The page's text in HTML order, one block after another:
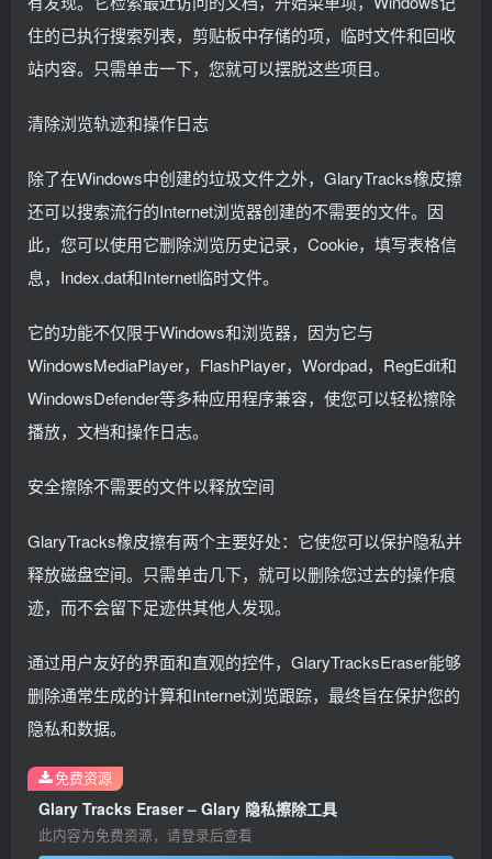
住的已执行搜索列表，剪贴板中存储的项，临时文件和回收
站内容。只需单击一下，您就可以摆脱这些项目。
清除浏览轨迹和操作日志
除了在Windows中创建的垃圾文件之外，GlaryTracks橡皮擦
还可以搜索流行的Internet浏览器创建的不需要的文件。因
此，您可以使用它删除浏览历史记录，Cookie，填写表格信
息，Index.dat和Internet临时文件。
它的功能不仅限于Windows和浏览器，因为它与
WindowsMediaPlayer，FlashPlayer，Wordpad，RegEdit和
WindowsDefender等多种应用程序兼容，使您可以轻松擦除
播放，文档和操作日志。
安全擦除不需要的文件以释放空间
GlaryTracks橡皮擦有两个主要好处：它使您可以保护隐私并
释放磁盘空间。只需单击几下，就可以删除您过去的操作痕
迹，而不会留下足迹供其他人发现。
通过用户友好的界面和直观的控件，GlaryTracksEraser能够
删除通常生成的计算和Internet浏览跟踪，最终旨在保护您的
隐私和数据。
Glary Tracks Eraser – Glary 隐私擦除工具
此内容为免费资源，请登录后查看
免费资源